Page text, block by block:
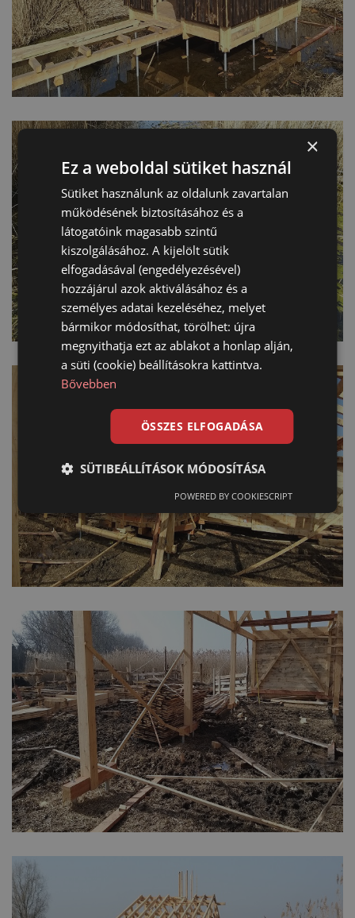
×
Ez a weboldal sütiket használ
Sütiket használunk az oldalunk zavartalan
működésének biztosításához és a
látogatóink magasabb szintű
kiszolgálásához. A kijelölt sütik
elfogadásával (engedélyezésével)
hozzájárul azok aktiválásához és a
személyes adatai kezeléséhez, melyet
bármikor módosíthat, törölhet: újra
megnyithatja ezt az ablakot a honlap alján,
a süti (cookie) beállításokra kattintva.
Bővebben
ÖSSZES ELFOGADÁSA
SÜTIBEÁLLÍTÁSOK MÓDOSÍTÁSA
POWERED BY COOKIESCRIPT